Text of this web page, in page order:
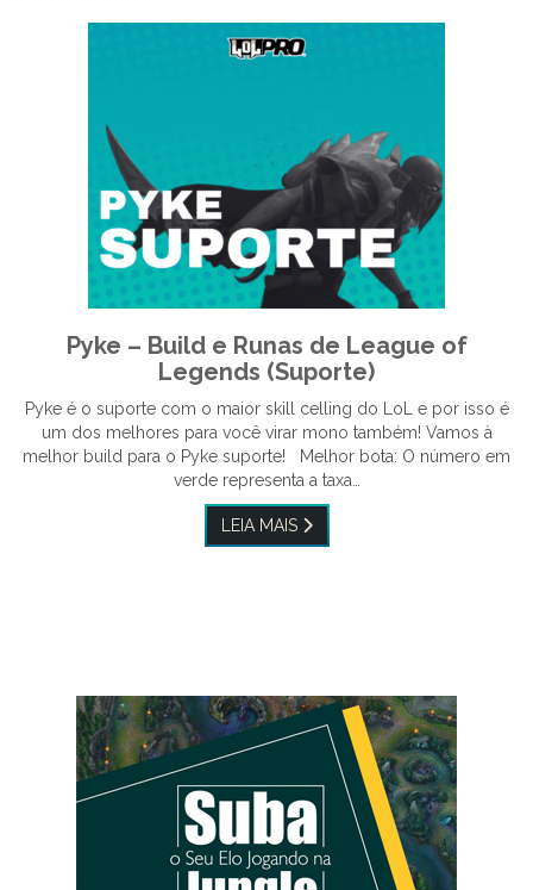
Pyke – Build e Runas de League of
Legends (Suporte)
Pyke é o suporte com o maior skill celling do LoL e por isso é
um dos melhores para você virar mono também! Vamos à
melhor build para o Pyke suporte! Melhor bota: O número em
verde representa a taxa…
LEIA MAIS